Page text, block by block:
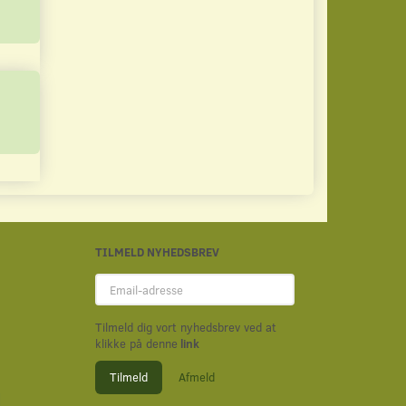
TILMELD NYHEDSBREV
Email-
adresse
Tilmeld dig vort nyhedsbrev ved at
klikke på denne link
Tilmeld Afmeld